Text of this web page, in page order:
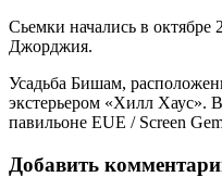
Сьемки начались в октябре
Джорджия.
Усадьба Бишам,
экстерьером «Хилл Хаус».
павильоне EUE / Screen
Добавить